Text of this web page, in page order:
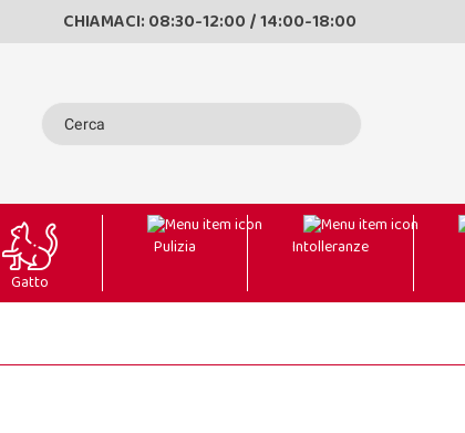
CHIAMACI: 08:30-12:00 / 14:00-18:00
Gatto
Pulizia Intolleranze